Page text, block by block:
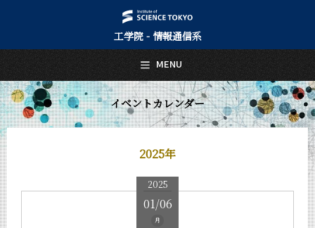
工学院 - 情報通信系
イベントカレンダー
2025年
2025
01/06
月
MENU
日本語 English
トップページ
Top Page
情報通信系について
About Us